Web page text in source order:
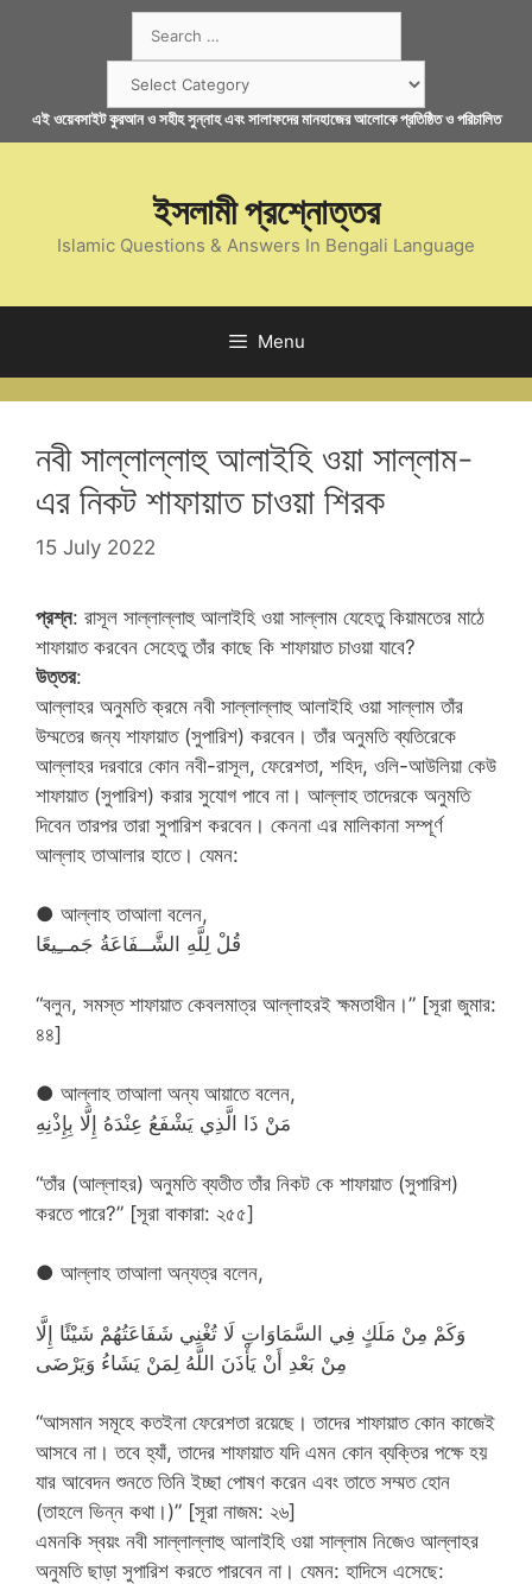
for:
এই ওয়েবসাইট কুরআন ও সহীহ সুন্নাহ এবং সালাফদের মানহাজের আলোকে প্রতিষ্ঠিত ও পরিচালিত
ইসলামী প্রশ্নোত্তর
Islamic Questions & Answers In Bengali Language
Menu
নবী সাল্লাল্লাহু আলাইহি ওয়া সাল্লাম-
এর নিকট শাফায়াত চাওয়া শিরক
15 July 2022
প্রশ্ন: রাসূল সাল্লাল্লাহু আলাইহি ওয়া সাল্লাম যেহেতু কিয়ামতের মাঠে
শাফায়াত করবেন সেহেতু তাঁর কাছে কি শাফায়াত চাওয়া যাবে?
উত্তর:
আল্লাহর অনুমতি ক্রমে নবী সাল্লাল্লাহু আলাইহি ওয়া সাল্লাম তাঁর
উম্মতের জন্য শাফায়াত (সুপারিশ) করবেন। তাঁর অনুমতি ব্যতিরেকে
আল্লাহর দরবারে কোন নবী-রাসূল, ফেরেশতা, শহিদ, ওলি-আউলিয়া কেউ
শাফায়াত (সুপারিশ) করার সুযোগ পাবে না। আল্লাহ তাদেরকে অনুমতি
দিবেন তারপর তারা সুপারিশ করবেন। কেননা এর মালিকানা সম্পূর্ণ
আল্লাহ তাআলার হাতে। যেমন:
● আল্লাহ তাআলা বলেন,
قُلْ لِلَّهِ الشَّــفَاعَةُ جَمــِيعًا
“বলুন, সমস্ত শাফায়াত কেবলমাত্র আল্লাহরই ক্ষমতাধীন।” [সূরা জুমার:
৪৪]
● আল্লাহ তাআলা অন্য আয়াতে বলেন,
مَنْ ذَا الَّذِي يَشْفَعُ عِنْدَهُ إِلَّا بِإِذْنِهِ
“তাঁর (আল্লাহর) অনুমতি ব্যতীত তাঁর নিকট কে শাফায়াত (সুপারিশ)
করতে পারে?” [সূরা বাকারা: ২৫৫]
● আল্লাহ তাআলা অন্যত্র বলেন,
وَكَمْ مِنْ مَلَكٍ فِي السَّمَاوَاتِ لَا تُغْنِي شَفَاعَتُهُمْ شَيْئًا إِلَّا
مِنْ بَعْدِ أَنْ يَأْذَنَ اللَّهُ لِمَنْ يَشَاءُ وَيَرْضَى
“আসমান সমূহে কতইনা ফেরেশতা রয়েছে। তাদের শাফায়াত কোন কাজেই
আসবে না। তবে হ্যাঁ, তাদের শাফায়াত যদি এমন কোন ব্যক্তির পক্ষে হয়
যার আবেদন শুনতে তিনি ইচ্ছা পোষণ করেন এবং তাতে সম্মত হোন
(তাহলে ভিন্ন কথা।)” [সূরা নাজম: ২৬]
এমনকি স্বয়ং নবী সাল্লাল্লাহু আলাইহি ওয়া সাল্লাম নিজেও আল্লাহর
অনুমতি ছাড়া সুপারিশ করতে পারবেন না। যেমন: হাদিসে এসেছে: